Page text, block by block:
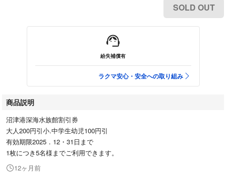
SOLD OUT
紛失補償有
ラクマ安心・安全への取り組み
商品説明
沼津港深海水族館割引券
大人200円引小.中学生幼児100円引
有効期限2025．12・31日まで
1枚につき5名様までご利用できます。
12ヶ月前